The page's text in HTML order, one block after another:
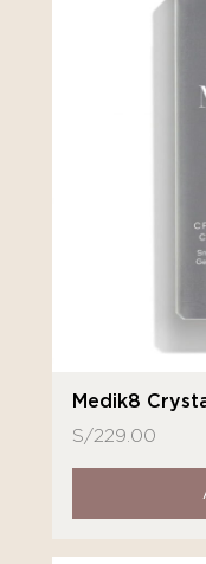
Medik8
S/229.00